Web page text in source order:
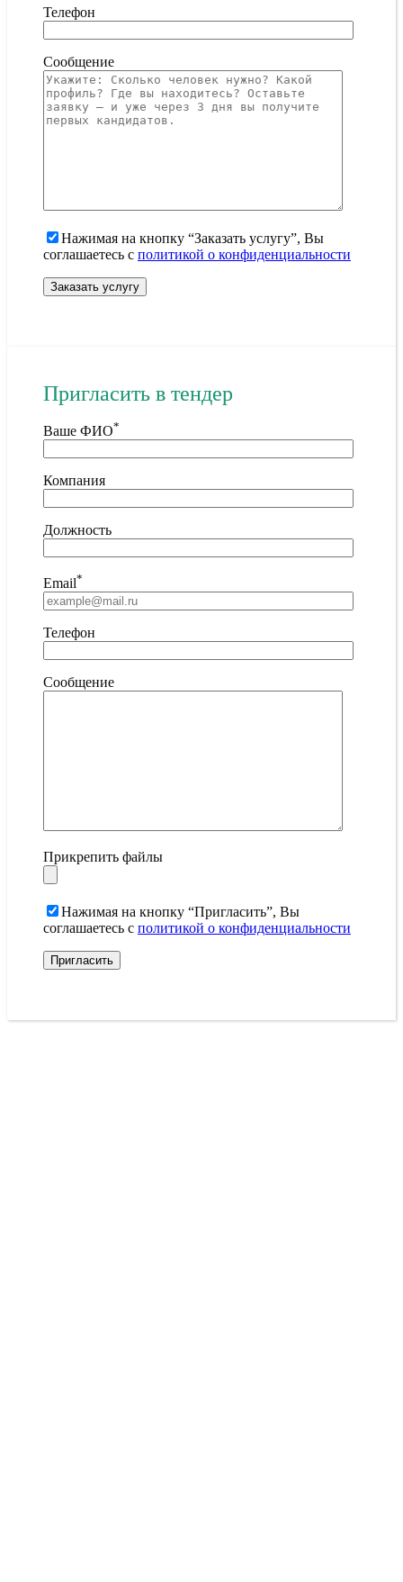
Телефон
Сообщение
Нажимая на кнопку “Заказать услугу”, Вы
соглашаетесь с политикой о конфиденциальности
Пригласить в тендер
Ваше ФИО*
Компания
Должность
Email*
Телефон
Сообщение
Прикрепить файлы
Нажимая на кнопку “Пригласить”, Вы
соглашаетесь с политикой о конфиденциальности